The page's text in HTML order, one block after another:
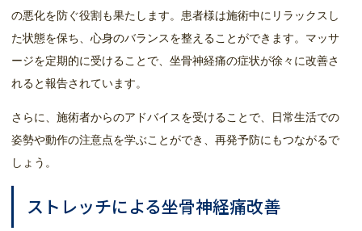
の悪化を防ぐ役割も果たします。患者様は施術中にリラックスし
た状態を保ち、心身のバランスを整えることができます。マッサ
ージを定期的に受けることで、坐骨神経痛の症状が徐々に改善さ
れると報告されています。
さらに、施術者からのアドバイスを受けることで、日常生活での
姿勢や動作の注意点を学ぶことができ、再発予防にもつながるで
しょう。
ストレッチによる坐骨神経痛改善